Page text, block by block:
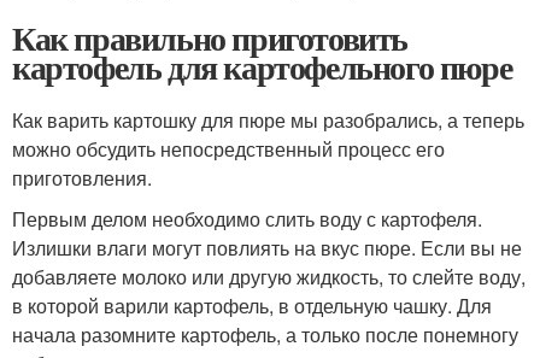
Как правильно приготовить
картофель для картофельного пюре
Как варить картошку для пюре мы разобрались, а теперь
можно обсудить непосредственный процесс его
приготовления.
Первым делом необходимо слить воду с картофеля.
Излишки влаги могут повлиять на вкус пюре. Если вы не
добавляете молоко или другую жидкость, то слейте воду,
в которой варили картофель, в отдельную чашку. Для
начала разомните картофель, а только после понемногу